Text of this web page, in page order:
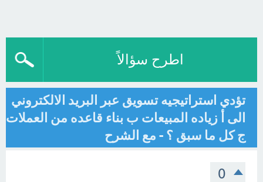
اطرح سؤالاً
تؤدي استراتيجيه تسويق عبر البريد الالكتروني
الى أ زياده المبيعات ب بناء قاعده من العملات
ج كل ما سبق ؟ - مع الشرح
0